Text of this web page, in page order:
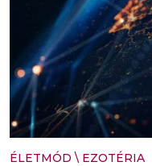
ÉLETMÓD \ EZOTÉRIA